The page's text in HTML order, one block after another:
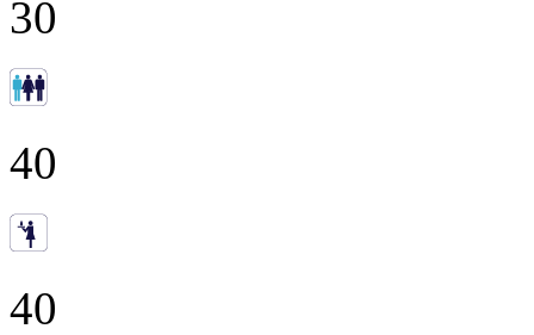
30
40
40